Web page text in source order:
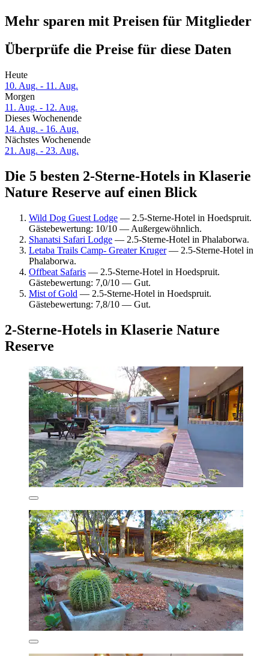
Mehr sparen mit Preisen für Mitglieder
Überprüfe die Preise für diese Daten
Heute
10. Aug. - 11. Aug.
Morgen
11. Aug. - 12. Aug.
Dieses Wochenende
14. Aug. - 16. Aug.
Nächstes Wochenende
21. Aug. - 23. Aug.
Die 5 besten 2-Sterne-Hotels in Klaserie
Nature Reserve auf einen Blick
Wild Dog Guest Lodge — 2.5-Sterne-Hotel in Hoedspruit.
Gästebewertung: 10/10 — Außergewöhnlich.
Shanatsi Safari Lodge — 2.5-Sterne-Hotel in Phalaborwa.
Letaba Trails Camp- Greater Kruger— 2.5-Sterne-Hotel in
Phalaborwa.
Offbeat Safaris — 2.5-Sterne-Hotel in Hoedspruit.
Gästebewertung: 7,0/10 — Gut.
Mist of Gold — 2.5-Sterne-Hotel in Hoedspruit.
Gästebewertung: 7,8/10 — Gut.
2-Sterne-Hotels in Klaserie Nature
Reserve